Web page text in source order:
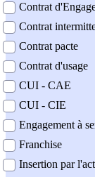
Contrat
Contrat
Contrat pacte
Contrat d'usage
CUI - CAE
CUI - CIE
Engagement à
Franchise
Insertion par